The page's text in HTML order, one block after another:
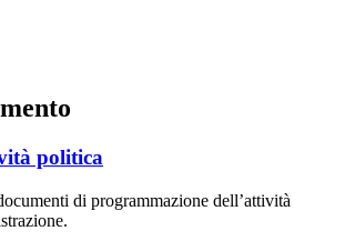
politica
di programmazione dell’attività